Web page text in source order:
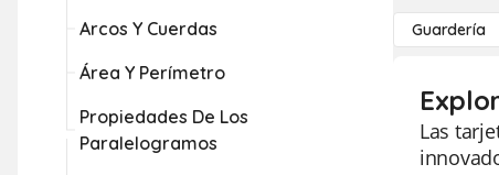
Arcos Y Cuerdas
Área Y Perímetro
Propiedades De Los
Paralelogramos
Guardería
Las